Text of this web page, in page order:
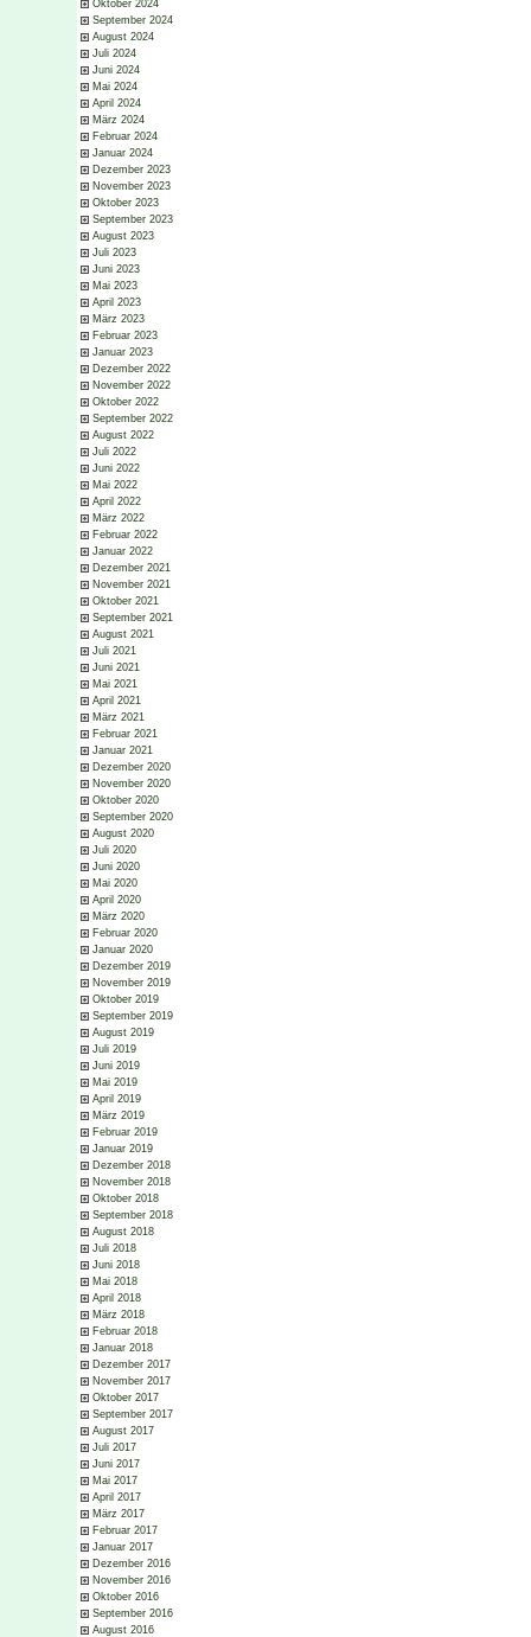
Oktober 2024
September 2024
August 2024
Juli 2024
Juni 2024
Mai 2024
April 2024
März 2024
Februar 2024
Januar 2024
Dezember 2023
November 2023
Oktober 2023
September 2023
August 2023
Juli 2023
Juni 2023
Mai 2023
April 2023
März 2023
Februar 2023
Januar 2023
Dezember 2022
November 2022
Oktober 2022
September 2022
August 2022
Juli 2022
Juni 2022
Mai 2022
April 2022
März 2022
Februar 2022
Januar 2022
Dezember 2021
November 2021
Oktober 2021
September 2021
August 2021
Juli 2021
Juni 2021
Mai 2021
April 2021
März 2021
Februar 2021
Januar 2021
Dezember 2020
November 2020
Oktober 2020
September 2020
August 2020
Juli 2020
Juni 2020
Mai 2020
April 2020
März 2020
Februar 2020
Januar 2020
Dezember 2019
November 2019
Oktober 2019
September 2019
August 2019
Juli 2019
Juni 2019
Mai 2019
April 2019
März 2019
Februar 2019
Januar 2019
Dezember 2018
November 2018
Oktober 2018
September 2018
August 2018
Juli 2018
Juni 2018
Mai 2018
April 2018
März 2018
Februar 2018
Januar 2018
Dezember 2017
November 2017
Oktober 2017
September 2017
August 2017
Juli 2017
Juni 2017
Mai 2017
April 2017
März 2017
Februar 2017
Januar 2017
Dezember 2016
November 2016
Oktober 2016
September 2016
August 2016